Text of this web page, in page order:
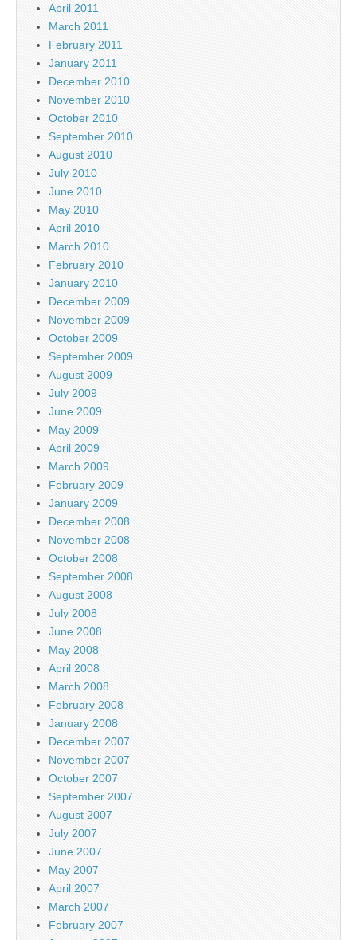
April 2011
March 2011
February 2011
January 2011
December 2010
November 2010
October 2010
September 2010
August 2010
July 2010
June 2010
May 2010
April 2010
March 2010
February 2010
January 2010
December 2009
November 2009
October 2009
September 2009
August 2009
July 2009
June 2009
May 2009
April 2009
March 2009
February 2009
January 2009
December 2008
November 2008
October 2008
September 2008
August 2008
July 2008
June 2008
May 2008
April 2008
March 2008
February 2008
January 2008
December 2007
November 2007
October 2007
September 2007
August 2007
July 2007
June 2007
May 2007
April 2007
March 2007
February 2007